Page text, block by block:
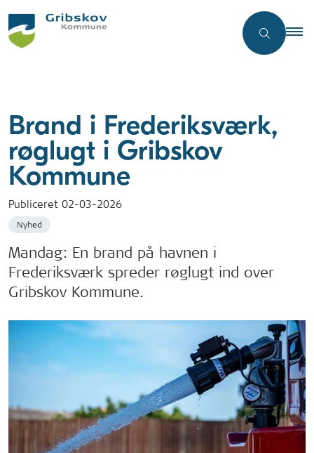
Brand i Frederiksværk,
røglugt i Gribskov
Kommune
Publiceret 02-03-2026
Nyhed
Mandag: En brand på havnen i
Frederiksværk spreder røglugt ind over
Gribskov Kommune.